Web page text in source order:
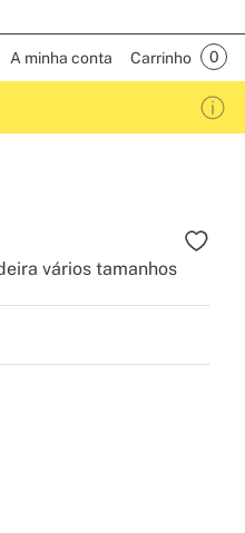
A minha conta Carrinho
vários tamanhos